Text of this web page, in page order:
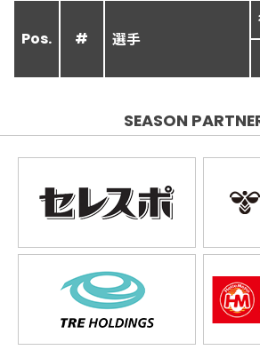
Pos. # 選手
SEASON